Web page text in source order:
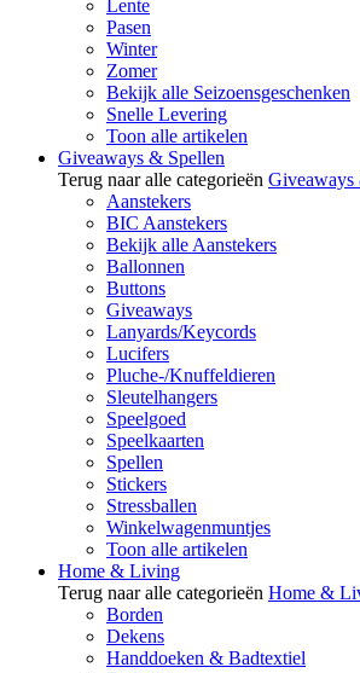
Lente
Pasen
Winter
Zomer
Bekijk alle Seizoensgeschenken
Snelle Levering
Toon alle artikelen
Giveaways & Spellen
Terug naar alle categorieën Giveaways
Aanstekers
BIC Aanstekers
Bekijk alle Aanstekers
Ballonnen
Buttons
Giveaways
Lanyards/Keycords
Lucifers
Pluche-/Knuffeldieren
Sleutelhangers
Speelgoed
Speelkaarten
Spellen
Stickers
Stressballen
Winkelwagenmuntjes
Toon alle artikelen
Home & Living
Terug naar alle categorieën Home &
Borden
Dekens
Handdoeken & Badtextiel